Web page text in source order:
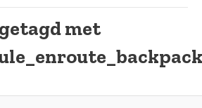
met